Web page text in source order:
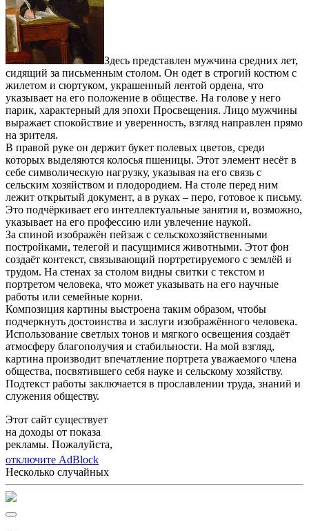
Здесь представлен мужчина средних лет,
сидящий за письменным столом. Он одет в строгий костюм с
жилетом и сюртуком, украшенный лентой ордена, что
указывает на его положение в обществе. На голове у него
парик, характерный для эпохи Просвещения. Лицо мужчины
выражает спокойствие и уверенность, взгляд направлен прямо
на зрителя.
В правой руке он держит букет полевых цветов, среди
которых выделяются колосья пшеницы. Этот элемент несёт в
себе символическую нагрузку, указывая на его связь с
сельским хозяйством и плодородием. На столе перед ним
лежит открытый документ, а в руках – перо, готовое к письму.
Это подчёркивает его интеллектуальные занятия и, возможно,
указывает на его профессию или увлечение наукой.
За спиной изображён пейзаж с сельскохозяйственными
постройками, телегой и пасущимися животными. Этот фон
создаёт контекст, связывающий портретируемого с землёй и
трудом. На стенах за столом видны свитки с текстом и
портретом человека, что может указывать на его научные
работы или семейные корни.
Композиция картины выстроена таким образом, чтобы
подчеркнуть достоинства и заслуги изображённого человека.
Использование светлых тонов и мягкого освещения создаёт
атмосферу благополучия и стабильности. На мой взгляд,
картина производит впечатление портрета уважаемого члена
общества, посвятившего себя науке и сельскому хозяйству.
Подтекст работы заключается в прославлении труда, знаний и
служения обществу.
Этот сайт существует
на доходы от показа
рекламы. Пожалуйста,
отключите AdBlock
Несколько случайных